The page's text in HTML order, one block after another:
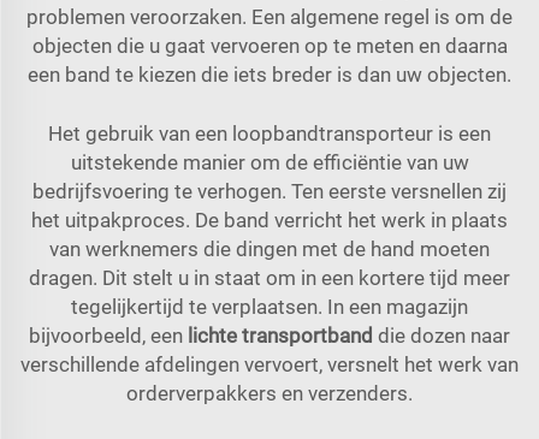
problemen veroorzaken. Een algemene regel is om de
objecten die u gaat vervoeren op te meten en daarna
een band te kiezen die iets breder is dan uw objecten.
Het gebruik van een loopbandtransporteur is een
uitstekende manier om de efficiëntie van uw
bedrijfsvoering te verhogen. Ten eerste versnellen zij
het uitpakproces. De band verricht het werk in plaats
van werknemers die dingen met de hand moeten
dragen. Dit stelt u in staat om in een kortere tijd meer
tegelijkertijd te verplaatsen. In een magazijn
bijvoorbeeld, een lichte transportband die dozen naar
verschillende afdelingen vervoert, versnelt het werk van
orderverpakkers en verzenders.